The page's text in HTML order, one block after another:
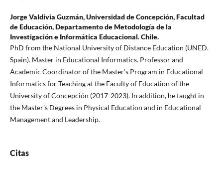
Jorge Valdivia Guzmán,Universidad de Concepción, Facultad
de Educación, Departamento de Metodología de la
Investigación e Informática Educacional. Chile.
PhD from the National University of Distance Education (UNED.
Spain). Master in Educational Informatics. Professor and
Academic Coordinator of the Master's Program in Educational
Informatics for Teaching at the Faculty of Education of the
University of Concepción (2017-2023). In addition, he taught in
the Master's Degrees in Physical Education and in Educational
Management and Leadership.
Citas